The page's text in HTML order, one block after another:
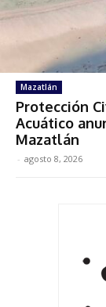
Mazatlán
Protección
Acuático
Mazatlán
- agosto 8, 2026